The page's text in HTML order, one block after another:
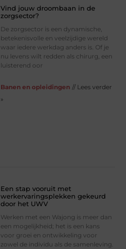
Vind jouw droombaan in de
zorgsector?
De zorgsector is een dynamische,
betekenisvolle en veelzijdige wereld
waar iedere werkdag anders is. Of je
nu levens wilt redden als chirurg, een
luisterend oor
Banen en opleidingen // Lees verder
»
Een stap vooruit met
werkervaringsplekken gekeurd
door het UWV
Werken met een Wajong is meer dan
een mogelijkheid; het is een kans
voor groei en ontwikkeling voor
zowel de individu als de samenleving.